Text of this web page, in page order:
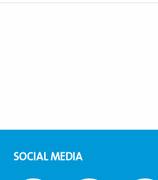
SOCIAL MEDIA